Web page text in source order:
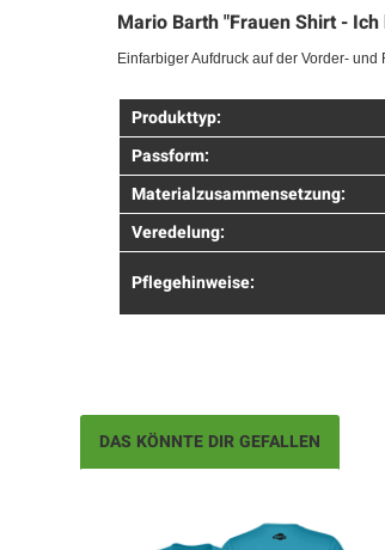
Mario Barth "Frauen Shirt -
Einfarbiger Aufdruck auf der Vorder- und
Produkttyp:
Passform:
Materialzusammensetzung:
Veredelung:
Pflegehinweise:
DAS KÖNNTE DIR GEFALLEN